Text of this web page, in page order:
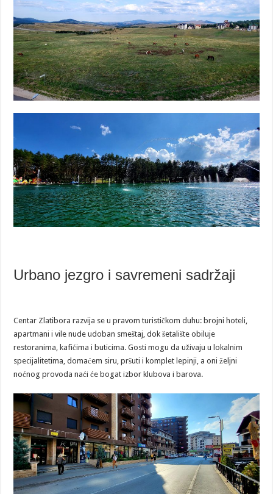
Urbano jezgro i savremeni sadržaji
Centar Zlatibora razvija se u pravom turističkom duhu: brojni hoteli,
apartmani i vile nude udoban smeštaj, dok šetalište obiluje
restoranima, kafićima i buticima. Gosti mogu da uživaju u lokalnim
specijalitetima, domaćem siru, pršuti i komplet lepinji, a oni željni
noćnog provoda naći će bogat izbor klubova i barova.